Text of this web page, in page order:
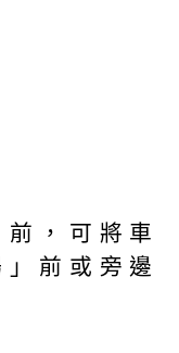
，可將車
前或旁邊